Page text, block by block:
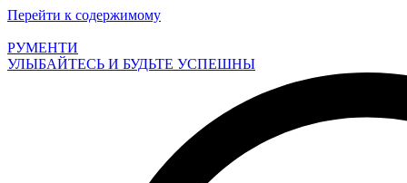
Перейти к содержимому
РУМЕНТИ
УЛЫБАЙТЕСЬ И БУДЬТЕ УСПЕШНЫ